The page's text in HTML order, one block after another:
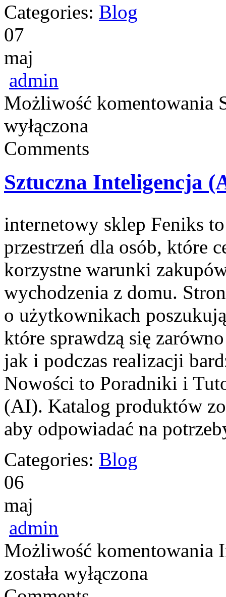
Categories: Blog
07
maj
admin
Możliwość komentowania
wyłączona
Comments
Sztuczna Inteligencja
internetowy sklep Feniks
przestrzeń dla osób, które
korzystne warunki
wychodzenia z domu.
o użytkownikach
które sprawdzą się
jak i podczas realizacji
Nowości to Poradniki i
(AI). Katalog produktów
aby odpowiadać na
Categories: Blog
06
maj
admin
Możliwość komentowania
została wyłączona